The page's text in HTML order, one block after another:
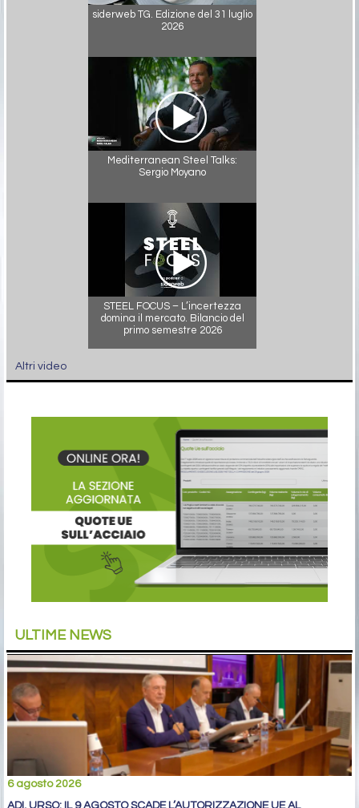
siderweb TG. Edizione del 31 luglio
2026
Mediterranean Steel Talks:
Sergio Moyano
STEEL FOCUS – L’incertezza
domina il mercato. Bilancio del
primo semestre 2026
Altri video
ULTIME NEWS
6 agosto 2026
ADI, URSO: IL 9 AGOSTO SCADE L’AUTORIZZAZIONE UE AL